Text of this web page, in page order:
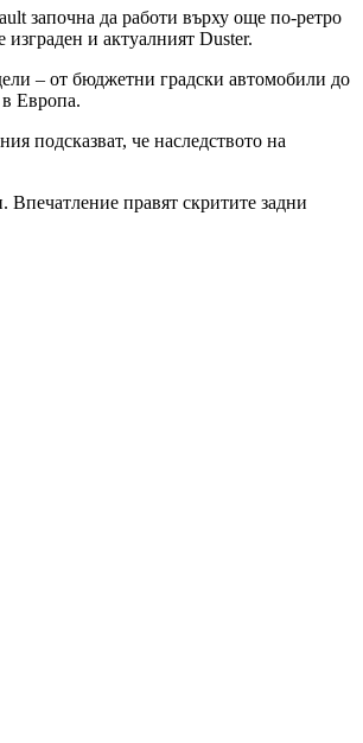
започна да работи върху още по-ретро
и актуалният Duster.
– от бюджетни градски автомобили до
Европа.
подсказват, че наследството на
правят скритите задни